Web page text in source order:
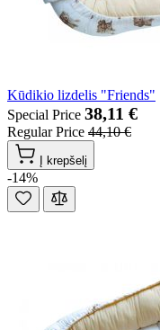
Kūdikio lizdelis "Friends"
Special Price 38,11 €
Regular Price 44,10 €
Į krepšelį
-14%